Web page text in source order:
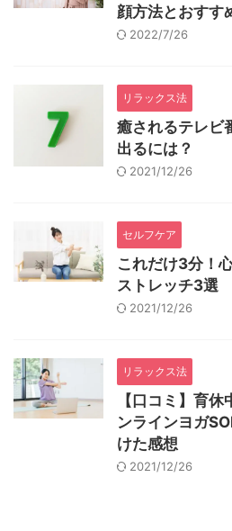
顔方法とおすす
2022/7/26
リラックス法
癒されるテレビ
出るには？
2021/12/26
セルフケア
これだけ3分！
ストレッチ3選
2021/12/26
リラックス法
【口コミ】育
ンラインヨガ
けた感想
2021/12/26